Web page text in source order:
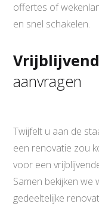
offertes of
en snel schakelen.
aanvragen
Twijfelt u aan de
een renovatie zou
voor een
Samen bekijken we
gedeeltelijke